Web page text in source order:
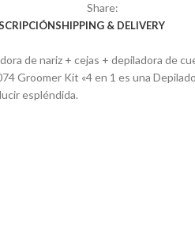
Share:
SHIPPING & DELIVERY
de nariz + cejas + depiladora de
Groomer Kit «4 en 1 es una
espléndida.